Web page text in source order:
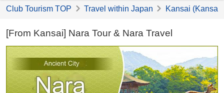
Club Tourism TOP Travel within Japan Kansai (Kansai)
[From Kansai] Nara Tour & Nara Travel